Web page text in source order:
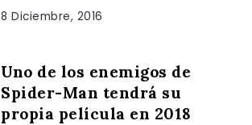
8 Diciembre, 2016
Uno de los enemigos de
Spider-Man tendrá su
propia película en 2018